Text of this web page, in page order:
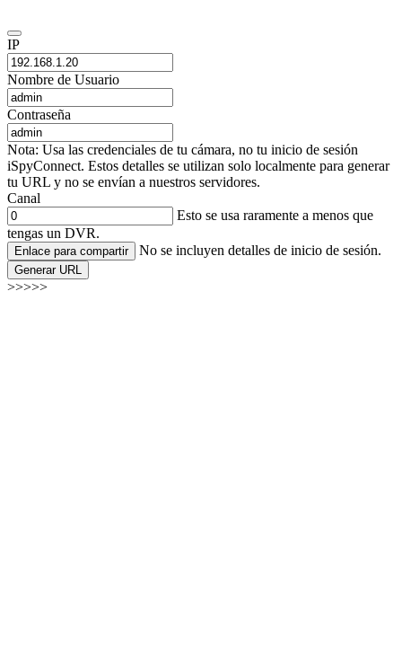
IP
Nombre de Usuario
Contraseña
Nota: Usa las credenciales de tu cámara, no tu inicio de sesión
iSpyConnect. Estos detalles se utilizan solo localmente para generar
tu URL y no se envían a nuestros servidores.
Canal
Esto se usa raramente a menos que
tengas un DVR.
Enlace para compartir No se incluyen detalles de inicio de sesión.
Generar URL
>>>>>